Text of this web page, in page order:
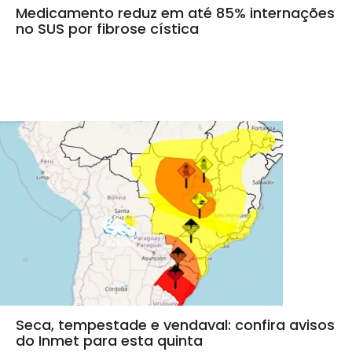
Medicamento reduz em até 85% internações
no SUS por fibrose cística
Seca, tempestade e vendaval: confira avisos
do Inmet para esta quinta